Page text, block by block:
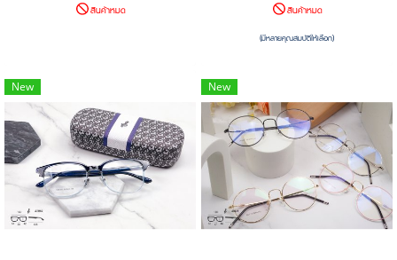
สินค้าหมด สินค้าหมด
(มีหลายคุณสมบัติให้เลือก)
New New